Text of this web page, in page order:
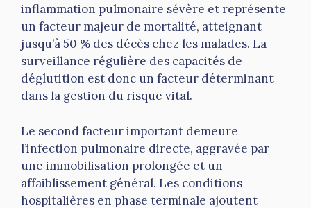
inflammation pulmonaire sévère et représente
un facteur majeur de mortalité, atteignant
jusqu’à 50 % des décès chez les malades. La
surveillance régulière des capacités de
déglutition est donc un facteur déterminant
dans la gestion du risque vital.
Le second facteur important demeure
l’infection pulmonaire directe, aggravée par
une immobilisation prolongée et un
affaiblissement général. Les conditions
hospitalières en phase terminale ajoutent